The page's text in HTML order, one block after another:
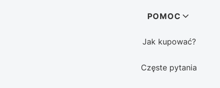
POMOC
Jak kupować?
Częste pytania